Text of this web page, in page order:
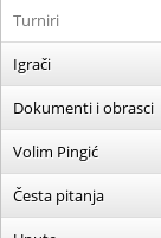
Turniri
Igrači
Dokumenti i obrasci
Volim Pingić
Česta pitanja